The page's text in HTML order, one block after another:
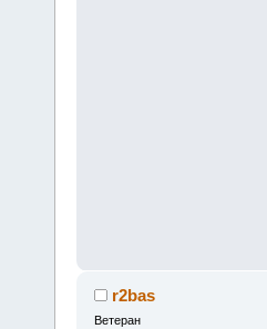
r2bas
Ветеран